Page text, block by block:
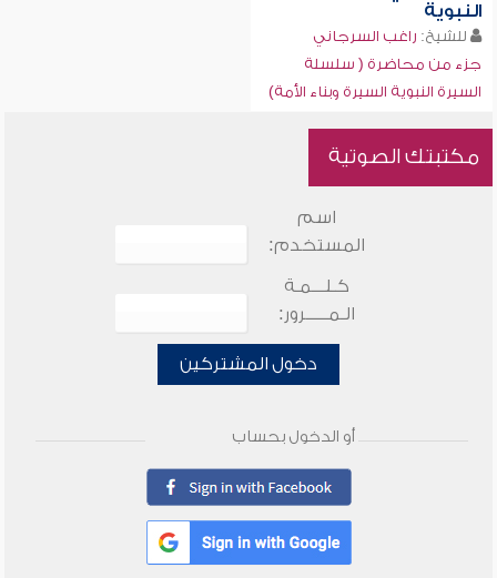
النبوية
للشيخ: راغب السرجاني
جزء من محاضرة ( سلسلة
السيرة النبوية السيرة وبناء الأمة)
مكتبتك الصوتية
اسم
المستخدم:
كـلـــمـة
الـمـــــرور:
دخول المشتركين
أو الدخول بحساب